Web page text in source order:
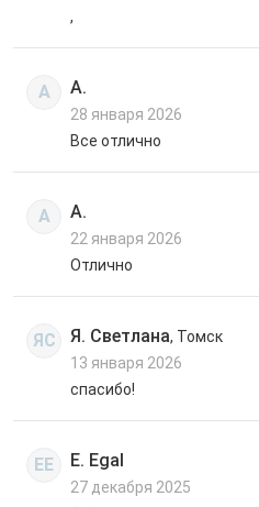
,
А А.
28 января 2026
Все отлично
А А.
22 января 2026
Отлично
ЯС Я. Светлана, Томск
13 января 2026
спасибо!
EE E. Egal
27 декабря 2025